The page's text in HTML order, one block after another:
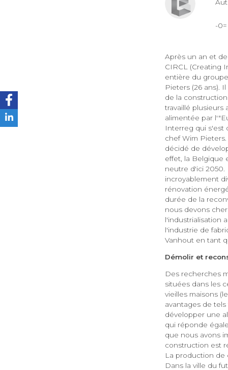
-
Après un an et
CIRCL (Creating
entière du
Pieters (26 ans).
de la
travaillé plusieurs
alimentée par
Interreg qui s'est
chef Wim
décidé de
effet, la Belgique
neutre d'ici 2050.
incroyablement
rénovation
durée de la
nous devons
l'industrialisation
l'industrie de
Vanhout en tant
Démolir et
Des recherches
situées dans les
vieilles maisons
avantages de
développer une
qui réponde
que nous avons
construction est
La production de
Dans la ville du